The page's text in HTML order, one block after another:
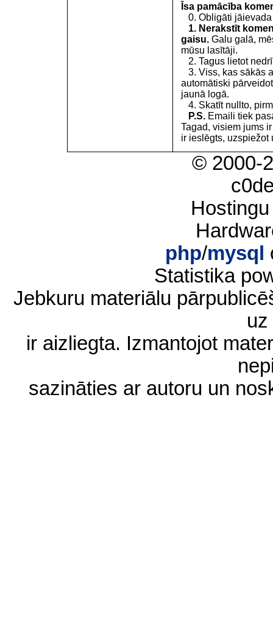
Īsa pamācība
0. Obligāti jāievada
1. Nerakstīt
gaisu. Galu galā,
mūsu lasītāji.
2. Tagus lietot
3. Viss, kas sākās
automātiski
jaunā logā.
4. Skatīt nullto,
P.S. Emaili tiek
Tagad, visiem jums
ir ieslēgts, uzspiežot
© 2000-
php/mysql
Statistika
Jebkuru materiālu
ir aizliegta. Izmantojot
sazināties ar autoru un